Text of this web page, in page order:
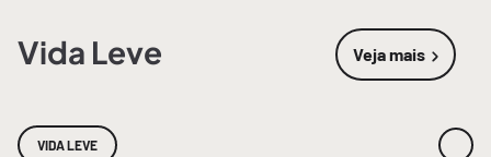
Vida Leve Veja mais
sobre Vida
VIDA LEVE